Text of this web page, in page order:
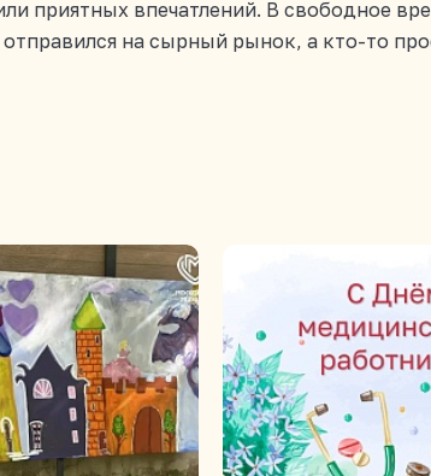
приятных впечатлений. В свободное
на сырный рынок, а кто-то